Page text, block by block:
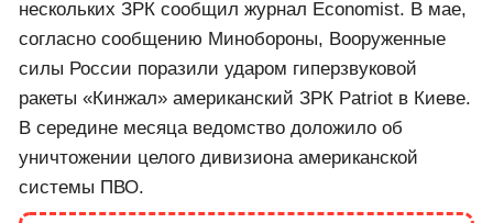
нескольких ЗРК сообщил журнал Economist. В мае,
согласно сообщению Минобороны, Вооруженные
силы России поразили ударом гиперзвуковой
ракеты «Кинжал» американский ЗРК Patriot в Киеве.
В середине месяца ведомство доложило об
уничтожении целого дивизиона американской
системы ПВО.